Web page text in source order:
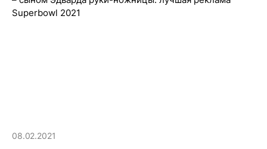
08.02.2021